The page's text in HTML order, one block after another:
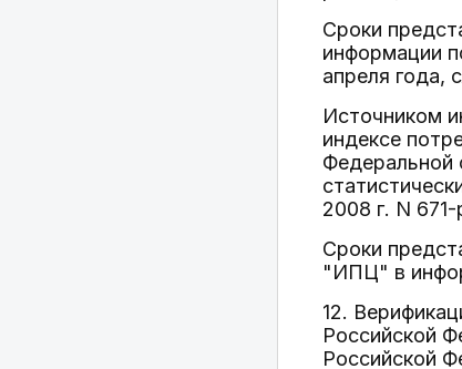
Сроки
информации
апреля года,
Источником
индексе
Федеральной
2008 г. N 671-
Сроки
"ИПЦ" в
12.
Российской
Российской